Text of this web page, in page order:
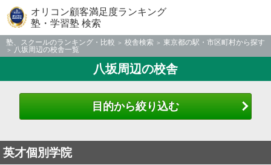
オリコン顧客満足度ランキング
塾・学習塾 検索
塾、スクールのランキング・比較 校舎検索
東京都の駅・市区町村から探す
八坂周辺の校舎一覧
八坂周辺の校舎
目的から絞り込む
英才個別学院